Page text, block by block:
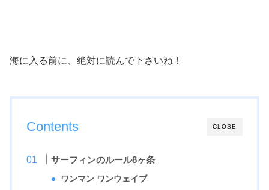
海に入る前に、絶対に読んで下さいね！
CLOSE
Contents
サーフィンのルール8ヶ条
ワンマン ワンウェイブ